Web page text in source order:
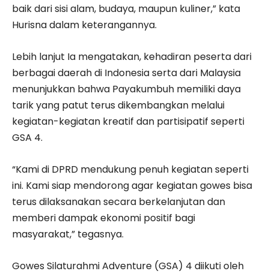
baik dari sisi alam, budaya, maupun kuliner,” kata
Hurisna dalam keterangannya.
Lebih lanjut Ia mengatakan, kehadiran peserta dari
berbagai daerah di Indonesia serta dari Malaysia
menunjukkan bahwa Payakumbuh memiliki daya
tarik yang patut terus dikembangkan melalui
kegiatan-kegiatan kreatif dan partisipatif seperti
GSA 4.
“Kami di DPRD mendukung penuh kegiatan seperti
ini. Kami siap mendorong agar kegiatan gowes bisa
terus dilaksanakan secara berkelanjutan dan
memberi dampak ekonomi positif bagi
masyarakat,” tegasnya.
Gowes Silaturahmi Adventure (GSA) 4 diikuti oleh